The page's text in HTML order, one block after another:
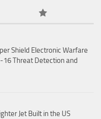
Shield Electronic Warfare
Threat Detection and
Jet Built in the US